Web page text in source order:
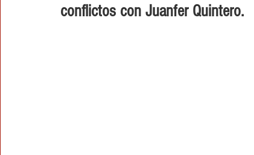
conflictos con Juanfer Quintero.